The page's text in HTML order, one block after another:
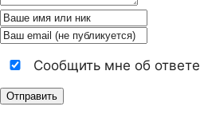
Сообщить мне об ответе